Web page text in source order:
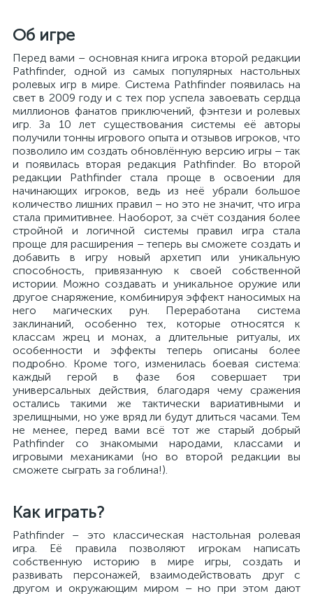
Об игре
Перед вами – основная книга игрока второй редакции
Pathfinder, одной из самых популярных настольных
ролевых игр в мире. Система Pathfinder появилась на
свет в 2009 году и с тех пор успела завоевать сердца
миллионов фанатов приключений, фэнтези и ролевых
игр. За 10 лет существования системы её авторы
получили тонны игрового опыта и отзывов игроков, что
позволило им создать обновлённую версию игры – так
и появилась вторая редакция Pathfinder. Во второй
редакции Pathfinder стала проще в освоении для
начинающих игроков, ведь из неё убрали большое
количество лишних правил – но это не значит, что игра
стала примитивнее. Наоборот, за счёт создания более
стройной и логичной системы правил игра стала
проще для расширения – теперь вы сможете создать и
добавить в игру новый архетип или уникальную
способность, привязанную к своей собственной
истории. Можно создавать и уникальное оружие или
другое снаряжение, комбинируя эффект наносимых на
него магических рун. Переработана система
заклинаний, особенно тех, которые относятся к
классам жрец и монах, а длительные ритуалы, их
особенности и эффекты теперь описаны более
подробно. Кроме того, изменилась боевая система:
каждый герой в фазе боя совершает три
универсальных действия, благодаря чему сражения
остались такими же тактически вариативными и
зрелищными, но уже вряд ли будут длиться часами. Тем
не менее, перед вами всё тот же старый добрый
Pathfinder со знакомыми народами, классами и
игровыми механиками (но во второй редакции вы
сможете сыграть за гоблина!).
Как играть?
Pathfinder – это классическая настольная ролевая
игра. Её правила позволяют игрокам написать
собственную историю в мире игры, создать и
развивать персонажей, взаимодействовать друг с
другом и окружающим миром – но при этом дают